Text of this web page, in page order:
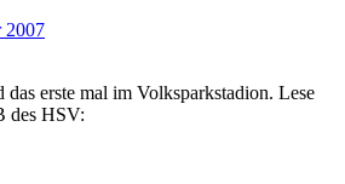
2007
das erste mal im Volksparkstadion. Lese
des HSV: